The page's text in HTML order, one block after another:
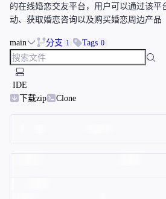
的在线婚恋交友平台，用户可以通过该平
动、获取婚恋咨询以及购买婚恋周边产品
main 分支 1 Tags 0
IDE
下载zip
Clone